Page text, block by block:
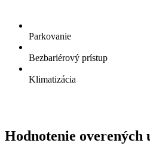
Parkovanie
Bezbariérový prístup
Klimatizácia
Hodnotenie overených